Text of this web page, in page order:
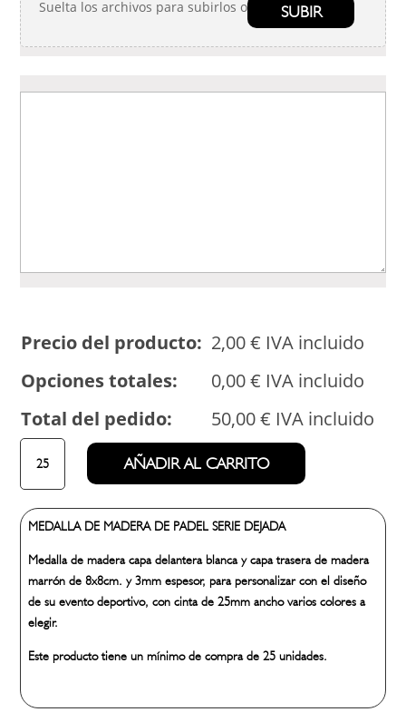
Suelta los archivos para subirlos o SUBIR
Precio del producto: 2,00€ IVA incluido
Opciones totales:
0,00€ IVA incluido
Total del pedido:
50,00€ IVA incluido
MEDALLA
MADERA
DE
PADEL
SERIE
DEJADA
cantidad
AÑADIR AL CARRITO
MEDALLA DE MADERA DE PADEL SERIE DEJADA
Medalla de madera capa delantera blanca y capa trasera de madera
marrón de 8x8cm. y 3mm espesor, para personalizar con el diseño
de su evento deportivo, con cinta de 25mm ancho varios colores a
elegir.
Este producto tiene un mínimo de compra de 25 unidades.